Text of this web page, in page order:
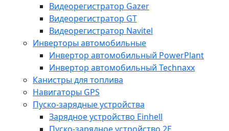
Видеорегистратор Gazer
Видеорегистратор GT
Видеорегистратор Navitel
Инверторы автомобильные
Инвертор автомобильный PowerPlant
Инвертор автомобильный Technaxx
Канистры для топлива
Навигаторы GPS
Пуско-зарядные устройства
Зарядное устройство Einhell